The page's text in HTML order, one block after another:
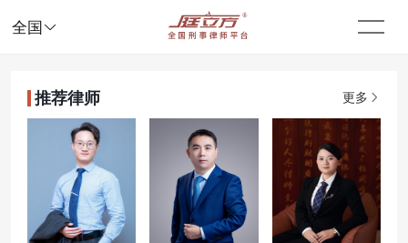
全国 
推荐律师 更多